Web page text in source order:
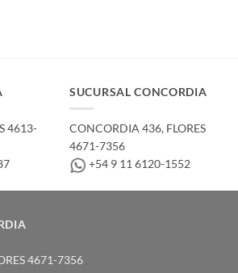
4613-
SUCURSAL CONCORDIA
CONCORDIA 436,­ FLORES
4671-7356
+54 9 11 6120-1552
4671-7356